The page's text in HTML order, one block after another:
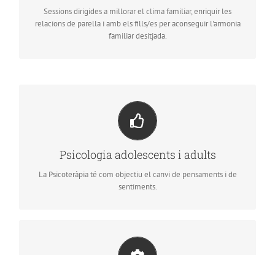
Sessions dirigides a millorar el clima familiar, enriquir les
relacions de parella i amb els fills/es per aconseguir l'armonia
familiar desitjada.
Psicologia adolescents i adults
La Psicoteràpia té com objectiu el canvi de pensaments i de
sentiments.
Transformant aquests dos paràmetres, la conducta
canvia, modificant la situació estressant o no
desitjada que es viu en el moment de sol·licitar
ajuda professional per alleugerir el teu patiment.
Realitzo itineraris formatius, tallers i workshops.